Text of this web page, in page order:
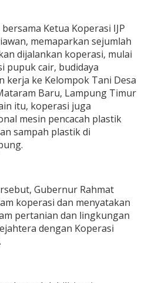
Ketua Koperasi IJP
memaparkan sejumlah
dijalankan koperasi, mulai
pupuk cair, budidaya
ke Kelompok Tani Desa
Baru, Lampung Timur
itu, koperasi juga
mesin pencacah plastik
sampah plastik di
Gubernur Rahmat
koperasi dan menyatakan
pertanian dan lingkungan
dengan Koperasi